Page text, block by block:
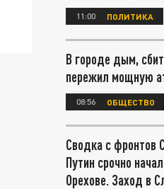
11:00 ПОЛИТИКА
В городе дым,
пережил мощную
08:56 ОБЩЕСТВО
Сводка с фронтов
Путин срочно
Орехове. Заход в